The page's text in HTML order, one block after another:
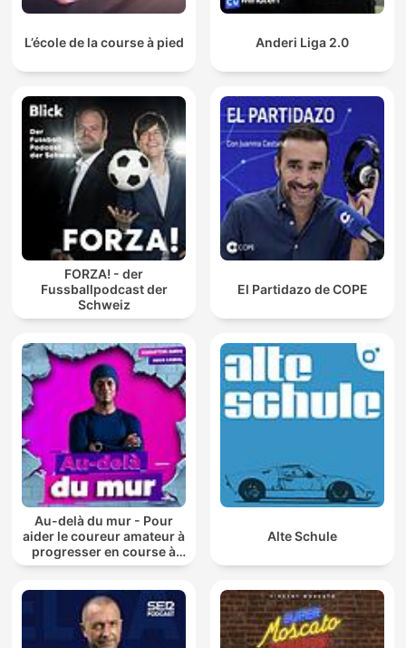
L’école de la course à pied Anderi Liga 2.0
FORZA! - der
Fussballpodcast der
Schweiz
El Partidazo de COPE
Au-delà du mur - Pour
aider le coureur amateur à
progresser en course à
pied
Alte Schule